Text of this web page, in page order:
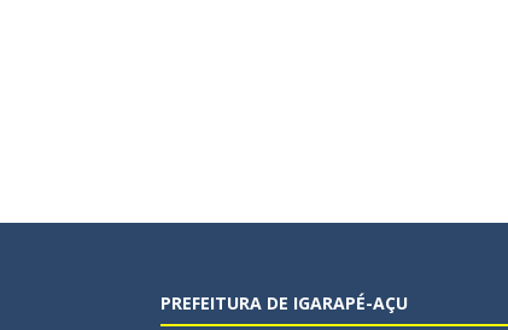
PREFEITURA DE IGARAPÉ-AÇU